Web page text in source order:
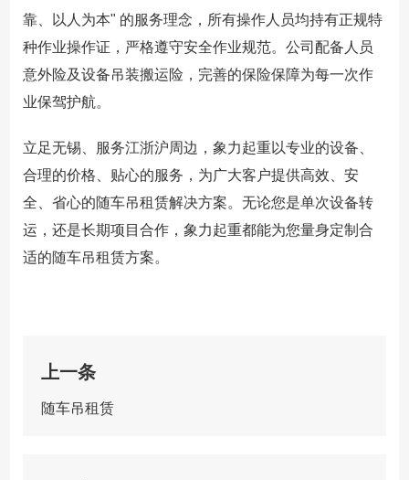
靠、以人为本" 的服务理念，所有操作人员均持有正规特
种作业操作证，严格遵守安全作业规范。公司配备人员
意外险及设备吊装搬运险，完善的保险保障为每一次作
业保驾护航。
立足无锡、服务江浙沪周边，象力起重以专业的设备、
合理的价格、贴心的服务，为广大客户提供高效、安
全、省心的随车吊租赁解决方案。无论您是单次设备转
运，还是长期项目合作，象力起重都能为您量身定制合
适的随车吊租赁方案。
上一条
随车吊租赁